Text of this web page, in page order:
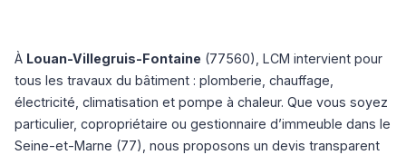
À Louan-Villegruis-Fontaine (77560), LCM intervient pour
tous les travaux du bâtiment : plomberie, chauffage,
électricité, climatisation et pompe à chaleur. Que vous soyez
particulier, copropriétaire ou gestionnaire d’immeuble dans le
Seine-et-Marne (77), nous proposons un devis transparent